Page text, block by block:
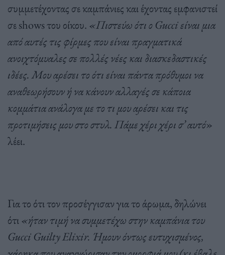
συμμετέχοντας σε καμπάνιες και έχοντας εμφανιστεί
σε shows του οίκου. «Πιστεύω ότι ο Gucci είναι μια
από αυτές τις φίρμες που είναι πραγματικά
ανοιχτόμυαλες σε πολλές νέες και διασκεδαστικές
ιδέες. Μου αρέσει το ότι είναι πάντα πρόθυμοι να
αναθεωρήσουν ή να κάνουν αλλαγές σε κάποια
κομμάτια ανάλογα με το τι μου αρέσει και τις
προτιμήσεις μου στο στυλ. Πάμε χέρι χέρι σ’ αυτό»
λέει.
Για το ότι τον προσέγγισαν για το άρωμα, δηλώνει
ότι«ήταν τιμή να συμμετέχω στην καμπάνια του
Gucci Guilty Elixir. Ήμουν όντως ευτυχισμένος,